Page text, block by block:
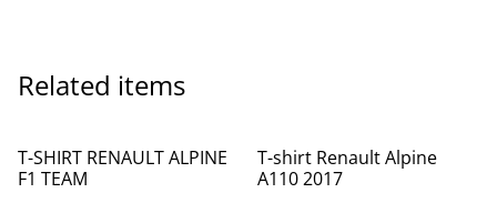
Related items
T-SHIRT RENAULT ALPINE
F1 TEAM
T-shirt Renault Alpine
A110 2017